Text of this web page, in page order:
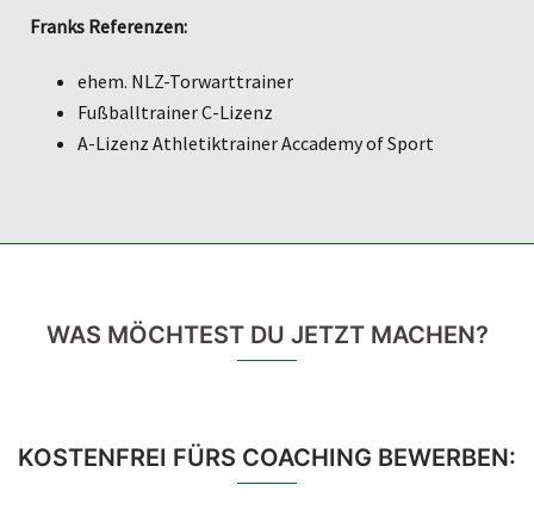
Franks Referenzen:
ehem. NLZ-Torwarttrainer
Fußballtrainer C-Lizenz
A-Lizenz Athletiktrainer Accademy of Sport
WAS MÖCHTEST DU JETZT MACHEN?
KOSTENFREI FÜRS COACHING BEWERBEN: